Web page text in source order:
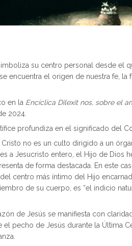
su centro personal desde el
encuentra el origen de nuestra fe, la
en la Encíclica Dilexit nos, sobre el
2024.
profundiza en el significado del
no es un culto dirigido a un
a Jesucristo entero, el Hijo de Dios
de forma destacada. En este
centro más íntimo del Hijo
de su cuerpo, es “el indicio
de Jesús se manifiesta con
el pecho de Jesús durante la Última